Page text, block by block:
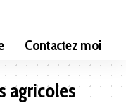
Contactez moi
agricoles